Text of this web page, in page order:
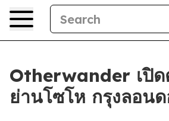
Otherwander เปิด
ย่านโซโห กรุงลอน